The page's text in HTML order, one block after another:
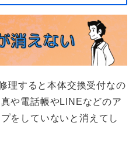
理すると本体交換受付なの
や電話帳やLINEなどのア
をしていないと消えてし